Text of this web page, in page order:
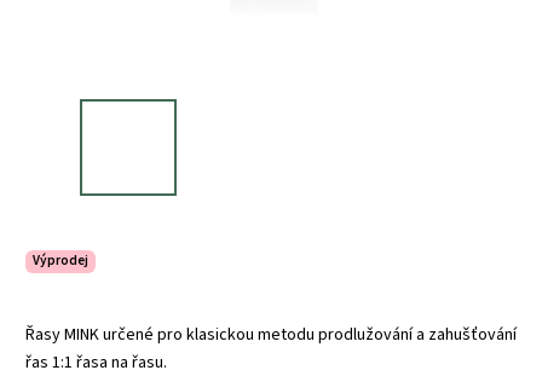
Řasy MINK určené pro klasickou metodu prodlužování a zahušťování
řas 1:1 řasa na řasu.
Výprodej